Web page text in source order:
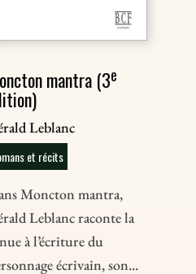
mantra (3e
Leblanc
et récits
Moncton mantra,
Leblanc raconte la
à l’écriture du
écrivain, son...